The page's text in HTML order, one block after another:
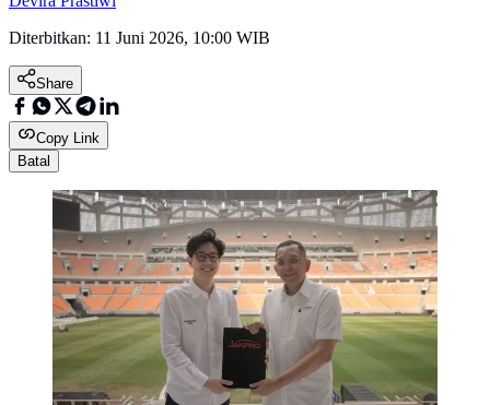
Diterbitkan: 11 Juni 2026, 10:00 WIB
Share
Copy Link
Batal